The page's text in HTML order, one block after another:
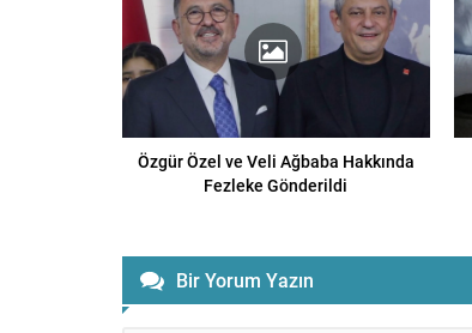
Özgür Özel ve Veli Ağbaba Hakkında
Fezleke Gönderildi
Bir Yorum Yazın